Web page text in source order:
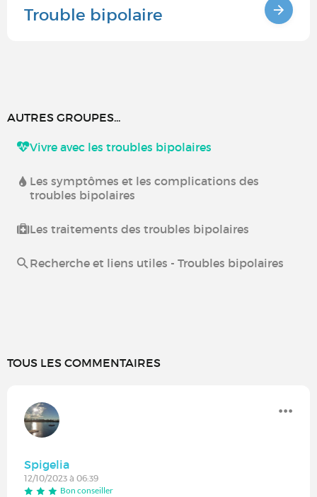
Trouble bipolaire
AUTRES GROUPES...
Vivre avec les troubles bipolaires
Les symptômes et les complications des
troubles bipolaires
Les traitements des troubles bipolaires
Recherche et liens utiles - Troubles bipolaires
TOUS LES COMMENTAIRES
Spigelia
12/10/2023 à 06:39
Bon conseiller